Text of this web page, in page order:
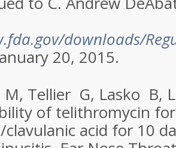
downloads/
20, 2015.
Tellier G, Lasko B,
of telithromycin
acid for 10